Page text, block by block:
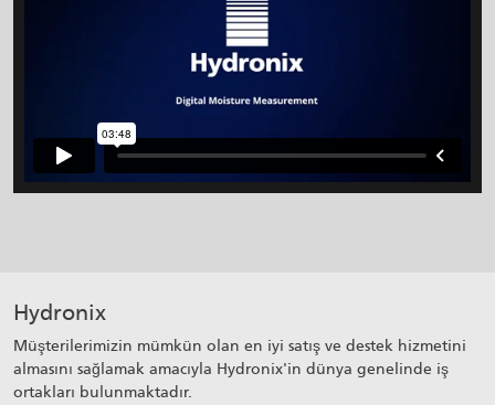
Hydronix
Müşterilerimizin mümkün olan en iyi satış ve destek hizmetini
almasını sağlamak amacıyla Hydronix'in dünya genelinde iş
ortakları bulunmaktadır.